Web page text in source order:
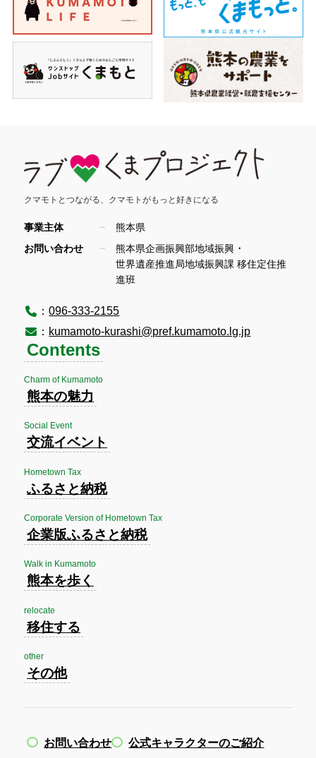
クマモトとつながる、 クマモトがもっと好きになる
事業主体
熊本県
お問い合わせ
熊本県企画振興部地域振興 ・
世界遺産推進局地域振興課 移住定住推
進班
：096-333-2155
： kumamoto-kurashi@pref.kumamoto.lg.jp
Contents
Charm of Kumamoto
熊本の魅力
Social Event
交流イベント
Hometown Tax
ふるさと納税
Corporate Version of Hometown Tax
企業版ふるさと納税
Walk in Kumamoto
熊本を歩く
relocate
移住する
other
その他
お問い合わせ 公式キャラクターのご紹介